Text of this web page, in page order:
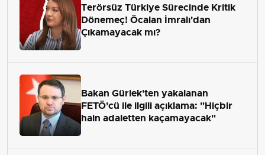
Terörsüz Türkiye Sürecinde Kritik
Dönemeç! Öcalan İmralı'dan
Çıkamayacak mı?
Bakan Gürlek'ten yakalanan
FETÖ'cü ile ilgili açıklama: "Hiçbir
hain adaletten kaçamayacak"